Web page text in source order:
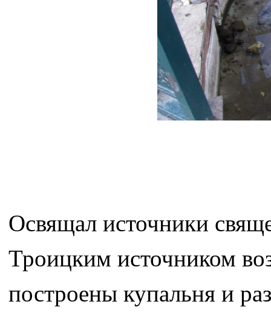
Освящал источники
Троицким источником
построены купальня и